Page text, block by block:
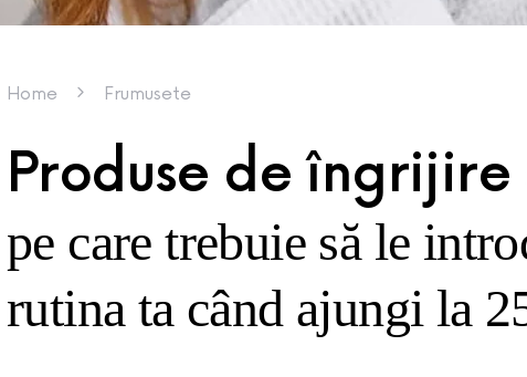
Home Frumusete
Produse de îngrijire
pe care trebuie să le
rutina ta când ajungi la